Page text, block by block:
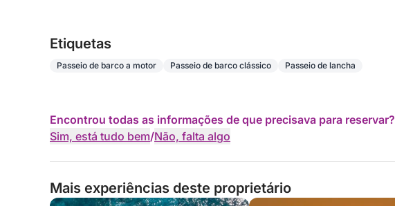
Etiquetas
Passeio de barco a motor Passeio de barco clássico Passeio de lancha
Encontrou todas as informações de que precisava para reservar?
Sim, está tudo bem/Não, falta algo
Mais experiências deste proprietário